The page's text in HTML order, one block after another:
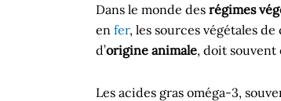
Dans le monde des régimes
en fer, les sources végétales
d’origine animale, doit souvent
Les acides gras oméga-3,